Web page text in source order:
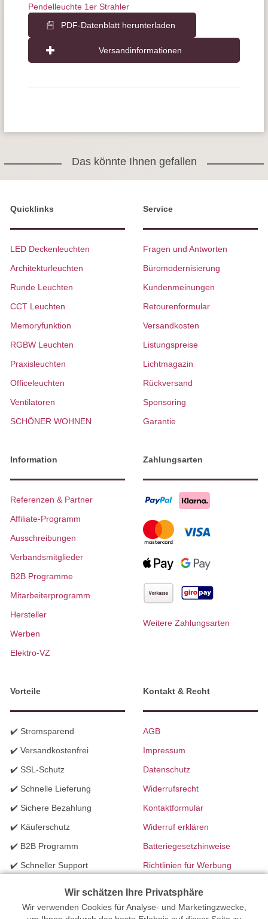
Pendelleuchte 1er Strahler
PDF-Datenblatt herunterladen
Versandinformationen
Das könnte Ihnen gefallen
Quicklinks
LED Deckenleuchten
Architekturleuchten
Runde Leuchten
CCT Leuchten
Memoryfunktion
RGBW Leuchten
Praxisleuchten
Officeleuchten
Ventilatoren
SCHÖNER WOHNEN
Service
Fragen und Antworten
Büromodernisierung
Kundenmeinungen
Retourenformular
Versandkosten
Listungspreise
Lichtmagazin
Rückversand
Sponsoring
Garantie
Information
Referenzen & Partner
Affiliate-Programm
Ausschreibungen
Verbandsmitglieder
B2B Programme
Mitarbeiterprogramm
Hersteller
Werben
Elektro-VZ
Zahlungsarten
Weitere Zahlungsarten
Vorteile
✔️ Stromsparend
✔️ Versandkostenfrei
✔️ SSL-Schutz
✔️ Schnelle Lieferung
✔️ Sichere Bezahlung
✔️ Käuferschutz
✔️ B2B Programm
✔️ Schneller Support
Kontakt & Recht
AGB
Impressum
Datenschutz
Widerrufsrecht
Kontaktformular
Widerruf erklären
Batteriegesetzhinweise
Richtlinien für Werbung
Wir schätzen Ihre Privatsphäre
Wir verwenden Cookies für Analyse- und Marketingzwecke,